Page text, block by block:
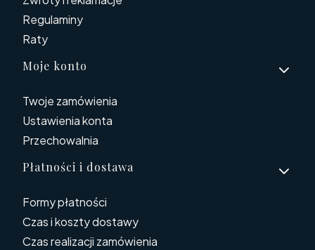
Regulaminy
Raty
Moje konto
Twoje zamówienia
Ustawienia konta
Przechowalnia
Płatności i dostawa
Formy płatności
Czas i koszty dostawy
Czas realizacji zamówienia